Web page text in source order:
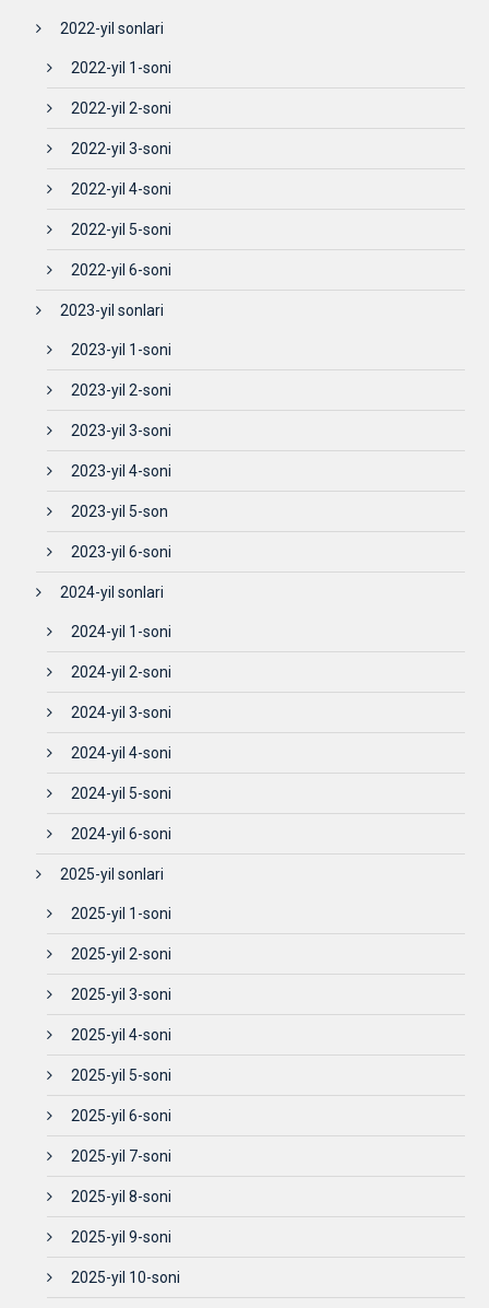
2022-yil sonlari
2022-yil 1-soni
2022-yil 2-soni
2022-yil 3-soni
2022-yil 4-soni
2022-yil 5-soni
2022-yil 6-soni
2023-yil sonlari
2023-yil 1-soni
2023-yil 2-soni
2023-yil 3-soni
2023-yil 4-soni
2023-yil 5-son
2023-yil 6-soni
2024-yil sonlari
2024-yil 1-soni
2024-yil 2-soni
2024-yil 3-soni
2024-yil 4-soni
2024-yil 5-soni
2024-yil 6-soni
2025-yil sonlari
2025-yil 1-soni
2025-yil 2-soni
2025-yil 3-soni
2025-yil 4-soni
2025-yil 5-soni
2025-yil 6-soni
2025-yil 7-soni
2025-yil 8-soni
2025-yil 9-soni
2025-yil 10-soni